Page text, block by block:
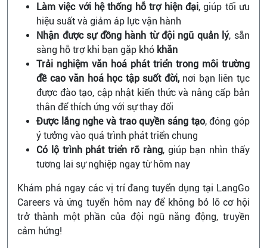
Làm việc với hệ thống hỗ trợ hiện đại, giúp tối ưu
hiệu suất và giảm áp lực vận hành
Nhận được sự đồng hành từ đội ngũ quản lý, sẵn
sàng hỗ trợ khi bạn gặp khó khăn
Trải nghiệm văn hoá phát triển trong môi trường
đề cao văn hoá học tập suốt đời,nơi bạn liên tục
được đào tạo, cập nhật kiến thức và nâng cấp bản
thân để thích ứng với sự thay đổi
Được lắng nghe và trao quyền sáng tạo, đóng góp
ý tưởng vào quá trình phát triển chung
Có lộ trình phát triển rõ ràng, giúp bạn nhìn thấy
tương lai sự nghiệp ngay từ hôm nay
Khám phá ngay các vị trí đang tuyển dụng tại LangGo
Careers và ứng tuyển hôm nay để không bỏ lỡ cơ hội
trở thành một phần của đội ngũ năng động, truyền
cảm hứng!